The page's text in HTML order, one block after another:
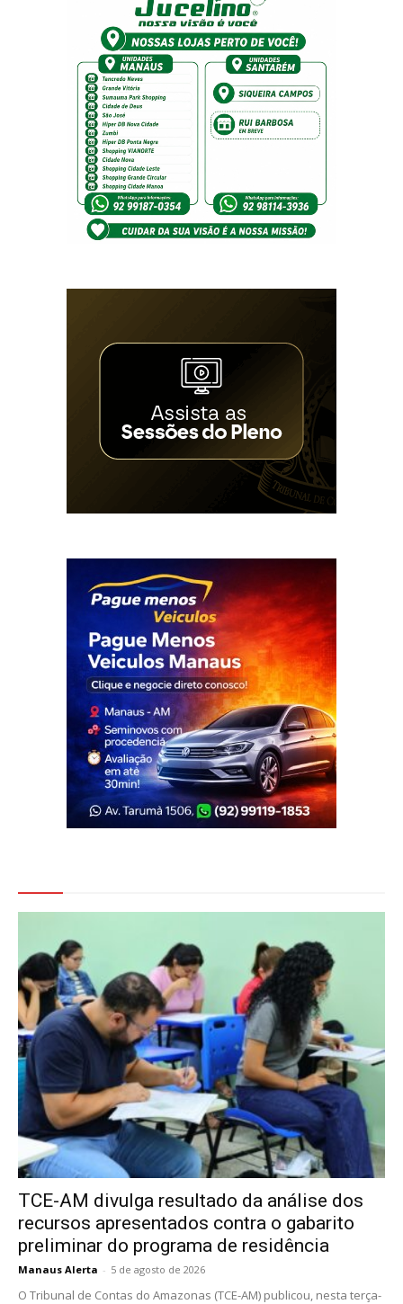
TCE-AM divulga resultado da análise dos
recursos apresentados contra o gabarito
preliminar do programa de residência
Manaus Alerta - 5 de agosto de 2026
O Tribunal de Contas do Amazonas (TCE-AM) publicou, nesta terça-